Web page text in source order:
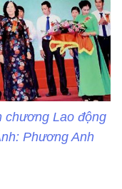
chương Lao động
Phương Anh